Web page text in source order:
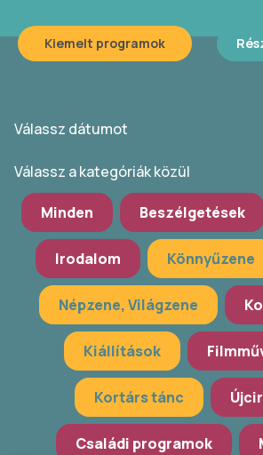
Kiemelt programok
Válassz dátumot
Válassz a kategóriák közül
Minden Beszélgetések
Irodalom Könnyűzene
Népzene, Világzene
Kiállítások
Kortárs tánc
Családi programok